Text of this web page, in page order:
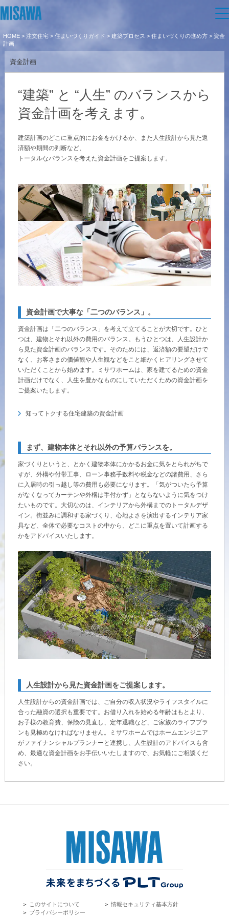
住まい
建てる
商品ラインアップ
テクノロジー（住まいの性能）
デザイナーズギャラリー
インテリア
住まいづくりガイド
買う
分譲住宅（建売・土地）検索
中古住宅検索
スムストック検索
分譲マンション検索
売る [MISAWA RELAY]
住まいの売却
これから住まいをご検討の方
多彩な動画やこだわりが詰まった建築実例、注目の最新情報など、住
まいづくりを楽しく学べるデジタルラウンジです。
ホームラウンジ 新築・戸建て
土地活用
個人のお客さま
賃貸住宅
店舗・各種施設
土地活用モデルルーム見学
土地活用実例
法人のお客さま
社宅建築
医療・介護・子育て・障がい福祉施設
これから土地活用・賃貸経営をご検討の方
土地活用の基礎から長期安定経営を目指すオーナー様まで、賃貸経営
リフォーム
戸建て・マンション
リフォームの流れ
リフォームメニュー
リフォーム事例
事業用
事業用リノベーション
ホテル・旅館リフォーム
リフォーム営業所
ームの具体策とアイデアを豊富にご用意しています。
ホームラウンジ リフォーム
まちづくり
複合開発事業（ASMACI-アスマチ-）
再開発・官民連携事業
分譲マンション開発事業
収益不動産・投資開発事業
建築再生事業
事業用売買
事業用地・事業用建物
分譲用地
すべてのフィールドに新しい価値をデザインし、持続可能な未来志向
のまちづくりを実現していきます。
ミサワゼネラルソリューション
オーナーサポート
サポートメニュー
住まいるりんぐ（ロングサポート）
保証制度
ミサワリフォーム
ご相談窓口
お客様センター
ミサワホームオーナーさま・リフォーム工事ご契約者さまとミサワホ
ームを結ぶコミュニケーションサイト。お得・便利・安心なコンテン
ツや、ミサワホームからの大切なお知らせなど配信しています。
ミサワオーナーズクラブ
企 業・IR情報
企業・IR
ニュース
MISAWAについて
ミサワホームグループ
IR情報
SDGs
採用情報
新卒者採用
中途採用
障がい者採用
ウエルネス事業
海外事業
ミサワアイデンティティ
展示場・ イベント情報
カタログ請求
住まいのご相談
HOME > 注文住宅 > 住まいづくりガイド > 建築プロセス > 住まいづくりの進め方 > 資金
計画
資金計画
“建築” と “人生” のバランスから
資金計画を考えます。
建築計画のどこに重点的にお金をかけるか、また人生設計から見た返
済額や期間の判断など、
トータルなバランスを考えた資金計画をご提案します。
資金計画で大事な「二つのバランス」。
資金計画は「二つのバランス」を考えて立てることが大切です。ひと
つは、建物とそれ以外の費用のバランス。もうひとつは、人生設計か
ら見た資金計画のバランスです。そのためには、返済額の要望だけで
なく、お客さまの価値観や人生観などをこと細かくヒアリングさせて
いただくことから始めます。ミサワホームは、家を建てるための資金
計画だけでなく、人生を豊かなものにしていただくための資金計画を
ご提案いたします。
知ってトクする住宅建築の資金計画
まず、建物本体とそれ以外の予算バランスを。
家づくりというと、とかく建物本体にかかるお金に気をとられがちで
すが、外構や付帯工事、ローン事務手数料や税金などの諸費用、さら
に入居時の引っ越し等の費用も必要になります。「気がついたら予算
がなくなってカーテンや外構は手付かず」とならないように気をつけ
たいものです。大切なのは、インテリアから外構までのトータルデザ
イン。街並みに調和する家づくり、心地よさを演出するインテリア家
具など、全体で必要なコストの中から、どこに重点を置いて計画する
かをアドバイスいたします。
人生設計から見た資金計画をご提案します。
人生設計からの資金計画では、ご自分の収入状況やライフスタイルに
合った融資の選択も重要です。お借り入れを始める年齢はもとより、
お子様の教育費、保険の見直し、定年退職など、ご家族のライフプラ
ンも見極めなければなりません。ミサワホームではホームエンジニア
がファイナンシャルプランナーと連携し、人生設計のアドバイスも含
め、最適な資金計画をお手伝いいたしますので、お気軽にご相談くだ
さい。
＞ このサイトについて ＞情報セキュリティ基本方針
＞ プライバシーポリシー